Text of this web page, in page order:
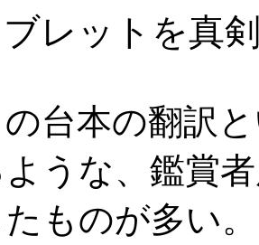
ブレットを真
台本の翻訳
うな、鑑賞
ものが多い